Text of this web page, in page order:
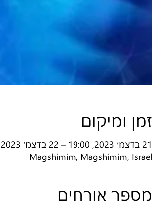
זמן ומיקום
21 בדצמ׳ 2023, 19:00 – 22 בדצמ׳ 2023, 9:00
Magshimim, Magshimim, Israel
מספר אורחים